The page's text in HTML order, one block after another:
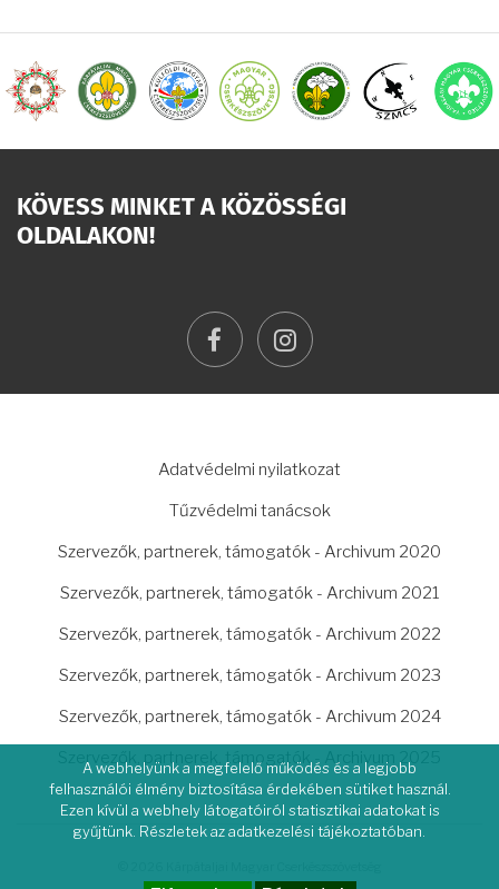
KÖVESS MINKET A KÖZÖSSÉGI
OLDALAKON!
facebookinstagram
Adatvédelmi nyilatkozat
Tűzvédelmi tanácsok
Szervezők, partnerek, támogatók - Archivum 2020
Szervezők, partnerek, támogatók - Archivum 2021
Szervezők, partnerek, támogatók - Archivum 2022
Szervezők, partnerek, támogatók - Archivum 2023
Szervezők, partnerek, támogatók - Archivum 2024
Szervezők, partnerek, támogatók - Archivum 2025
A webhelyünk a megfelelő működés és a legjobb
felhasználói élmény biztosítása érdekében sütiket használ.
Ezen kívül a webhely látogatóiról statisztikai adatokat is
gyűjtünk. Részletek az adatkezelési tájékoztatóban.